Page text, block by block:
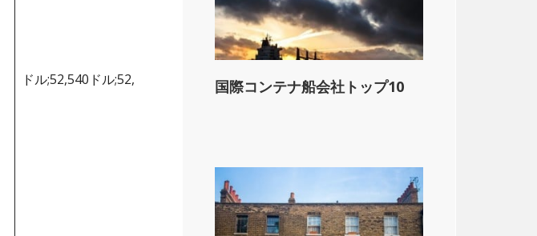
ドル;52,540ドル;52,540ドル 国際コンテナ船会社トップ10